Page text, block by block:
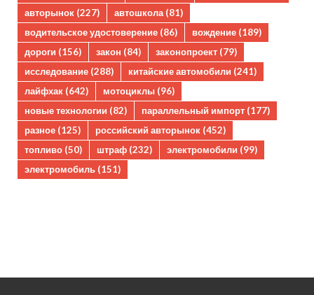
авторынок (227) автошкола(81)
водительское удостоверение (86) вождение (189)
дороги (156) закон (84) законопроект (79)
исследование (288) китайские автомобили (241)
лайфхак (642) мотоциклы (96)
новые технологии (82) параллельный импорт (177)
разное (125) российский авторынок (452)
топливо (50) штраф (232) электромобили (99)
электромобиль (151)